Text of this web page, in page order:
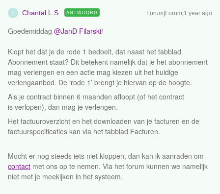
C Chantal L.S. ANTWOORD Forum|Forum|1 year ago
Goedemiddag ​ @JanD Filarski!
Klopt het dat je de rode 1 bedoelt, dat naast het tabblad
Abonnement staat? Dit betekent namelijk dat je het abonnement
mag verlengen en een actie mag kiezen uit het huidige
verlengaanbod. De ‘rode 1’ brengt je hiervan op de hoogte.
Als je contract binnen 6 maanden afloopt (of het contract
is verlopen), dan mag je verlengen.
Het factuuroverzicht en het downloaden van je facturen en de
factuurspecificaties kan via het tabblad Facturen.
Mocht er nog steeds iets niet kloppen, dan kan ik aanraden om
contact met ons op te nemen. Via het forum kunnen we namelijk
niet met je meekijken in het systeem.